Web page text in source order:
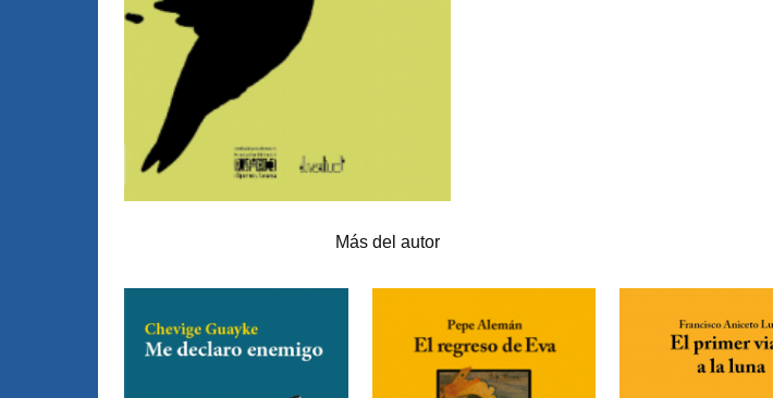
Más del autor